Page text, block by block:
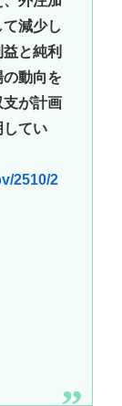
減少し
と純利
動向を
が計画
してい
2510/2